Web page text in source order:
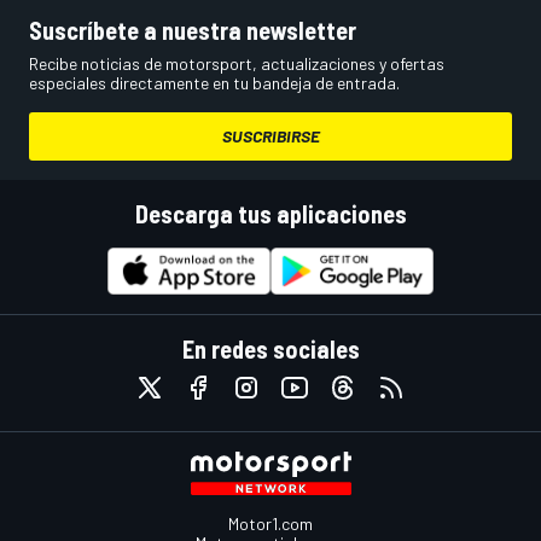
Suscríbete a nuestra newsletter
Recibe noticias de motorsport, actualizaciones y ofertas
especiales directamente en tu bandeja de entrada.
SUSCRIBIRSE
Descarga tus aplicaciones
En redes sociales
Motor1.com